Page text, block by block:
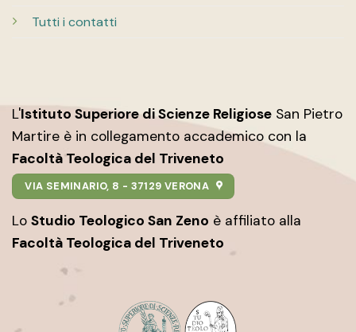
Tutti i contatti
L'Istituto Superiore di Scienze Religiose San Pietro
Martire è in collegamento accademico con la
Facoltà Teologica del Triveneto
VIA SEMINARIO, 8 - 37129 VERONA
Lo Studio Teologico San Zeno è affiliato alla
Facoltà Teologica del Triveneto